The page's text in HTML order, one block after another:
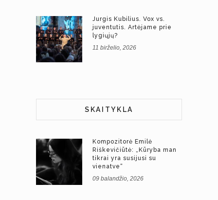
Jurgis Kubilius. Vox vs.
juventutis. Artėjame prie
lygiųjų?
11 birželio, 2026
SKAITYKLA
Kompozitorė Emilė
Riškevičiūtė: „Kūryba man
tikrai yra susijusi su
vienatve“
09 balandžio, 2026